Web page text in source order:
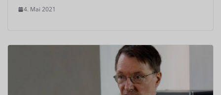
4. Mai 2021